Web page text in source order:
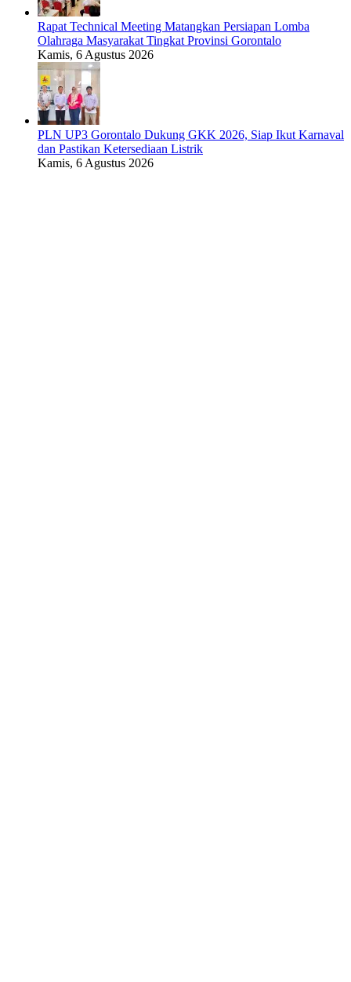
Rapat Technical Meeting Matangkan Persiapan Lomba
Olahraga Masyarakat Tingkat Provinsi Gorontalo
Kamis, 6 Agustus 2026
PLN UP3 Gorontalo Dukung GKK 2026, Siap Ikut Karnaval
dan Pastikan Ketersediaan Listrik
Kamis, 6 Agustus 2026